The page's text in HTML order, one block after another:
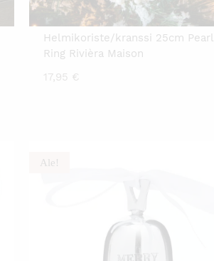
Helmikoriste/kranssi 25cm Pearl
Ring Rivièra Maison
17,95 €
Ale!